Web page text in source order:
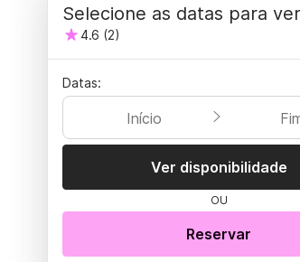
Selecione as datas para
4.6 (2)
Datas:
Início
Ver disponibilidade
OU
Reservar